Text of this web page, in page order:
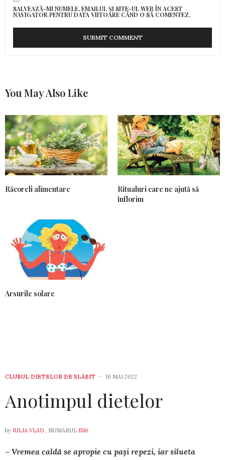
SALVEAZĂ-MI NUMELE, EMAILUL ȘI SITE-UL WEB ÎN ACEST
NAVIGATOR PENTRU DATA VIITOARE CÂND O SĂ COMENTEZ.
You May Also Like
Răcoreli alimentare
Ritualuri care ne ajută să
înflorim
Arsurile solare
CLUBUL DIETELOR DE SLĂBIT 10 MAI 2022
Anotimpul dietelor
by IULIA VLAD , NUMĂRUL 1516
– Vremea caldă se apropie cu paşi repezi, iar silueta